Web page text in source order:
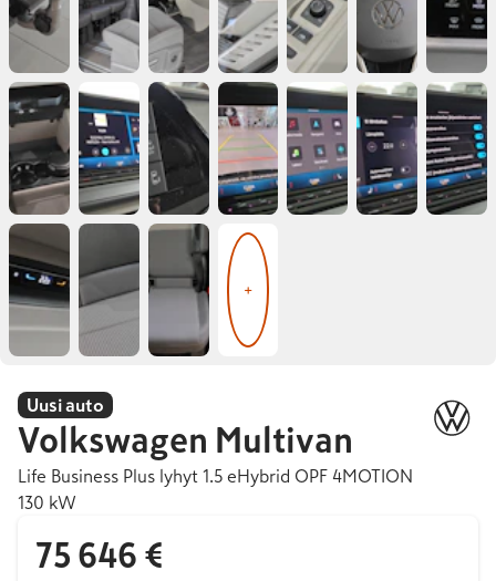
+
Uusi auto
Volkswagen Multivan
Life Business Plus lyhyt 1.5 eHybrid OPF 4MOTION
130 kW
75 646 €